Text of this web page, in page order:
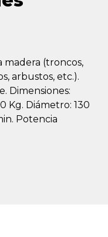
(troncos,
arbustos, etc.).
Dimensiones:
Kg. Diámetro: 130
Potencia